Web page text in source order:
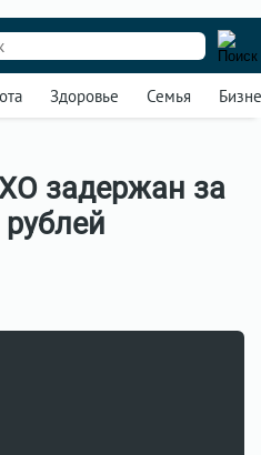
Здоровье Семья
задержан за